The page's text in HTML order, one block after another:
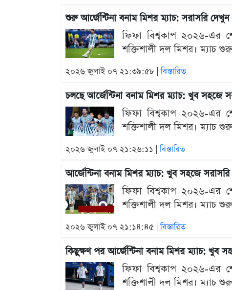
শুরু আর্জেন্টিনা বনাম মিশর ম্যাচ: সরাসরি
ফিফা বিশ্বকাপ ২০২৬-এর
শক্তিশালী দল মিশর। ম্যাচ
২০২৬ জুলাই ০৭ ২১:৩৯:৫৮ |বিস্তারিত
চলছে আর্জেন্টিনা বনাম মিশর ম্যাচ: খুব সহজে
ফিফা বিশ্বকাপ ২০২৬-এর
শক্তিশালী দল মিশর। ম্যাচ
২০২৬ জুলাই ০৭ ২১:২৬:১১ |বিস্তারিত
আর্জেন্টিনা বনাম মিশর ম্যাচ: খুব সহজে
ফিফা বিশ্বকাপ ২০২৬-এর
শক্তিশালী দল মিশর। ম্যাচ
২০২৬ জুলাই ০৭ ২১:১৪:৪৫ |বিস্তারিত
কিছুক্ষণ পর আর্জেন্টিনা বনাম মিশর ম্যাচ: খুব
ফিফা বিশ্বকাপ ২০২৬-এর
শক্তিশালী দল মিশর। ম্যাচ